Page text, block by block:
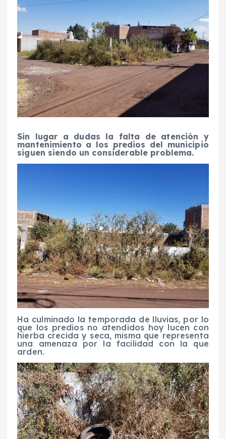
Sin lugar a dudas la falta de atención y
mantenimiento a los predios del municipio
siguen siendo un considerable problema.
Ha culminado la temporada de lluvias, por lo
que los predios no atendidos hoy lucen con
hierba crecida y seca, misma que representa
una amenaza por la facilidad con la que
arden.